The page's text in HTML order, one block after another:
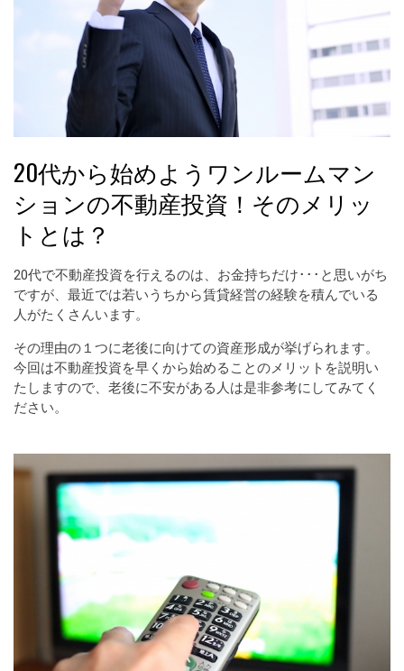
20代から始めようワンルームマン
ションの不動産投資！そのメリッ
トとは？
20代で不動産投資を行えるのは、お金持ちだけ･･･と思いがち
ですが、最近では若いうちから賃貸経営の経験を積んでいる
人がたくさんいます。
その理由の１つに老後に向けての資産形成が挙げられます。
今回は不動産投資を早くから始めることのメリットを説明い
たしますので、老後に不安がある人は是非参考にしてみてく
ださい。